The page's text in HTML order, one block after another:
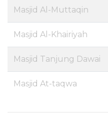
Masjid Al-Muttaqin
Masjid Al-Khairiyah
Masjid Tanjung Dawai
Masjid At-taqwa